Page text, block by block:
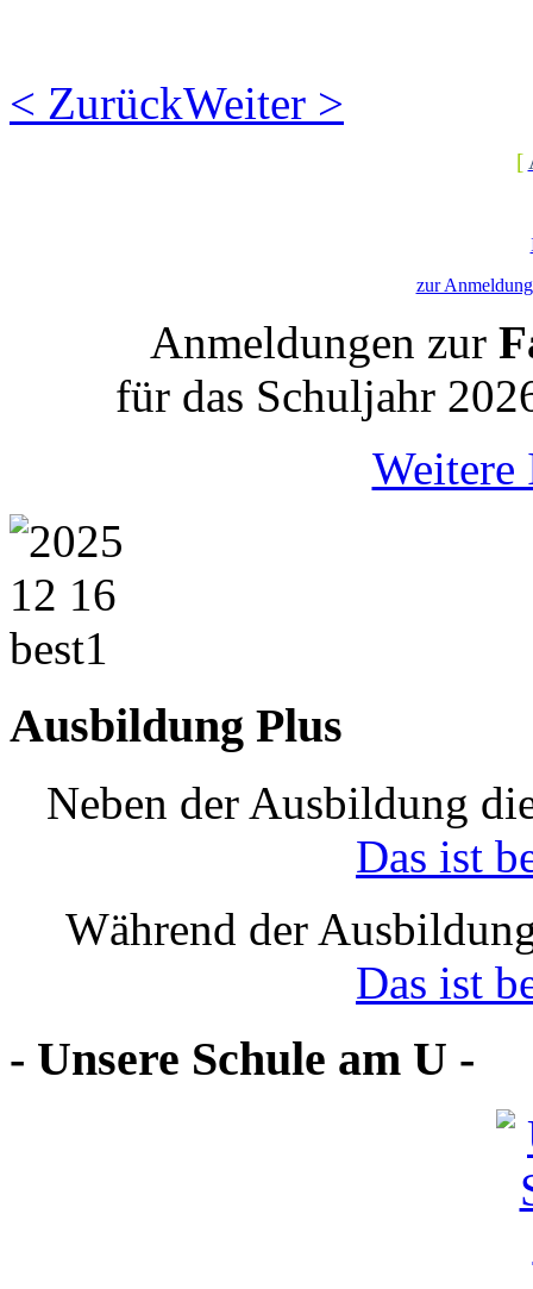
< ZurückWeiter >
[
zur
Anmeldungen zur
für das Schuljahr
Weitere
Ausbildung Plus
Neben der Ausbildung
Das ist
Während der
Das ist
- Unsere Schule am U -